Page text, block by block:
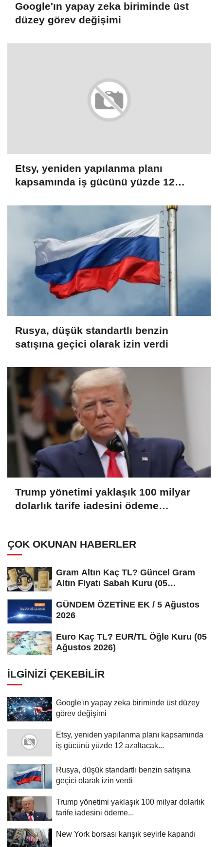
Google'ın yapay zeka biriminde üst
düzey görev değişimi
Etsy, yeniden yapılanma planı
kapsamında iş gücünü yüzde 12
Rusya, düşük standartlı benzin
satışına geçici olarak izin verdi
Trump yönetimi yaklaşık 100 milyar
dolarlık tarife iadesini ödeme
ÇOK OKUNAN HABERLER
Gram Altın Kaç TL? Güncel Gram
Altın Fiyatı Sabah Kuru (05
GÜNDEM ÖZETİNE EK / 5 Ağustos
2026
Euro Kaç TL? EUR/TL Öğle Kuru (05
Ağustos 2026)
İLGINIZI ÇEKEBILIR
Google'ın yapay zeka biriminde üst düzey
görev değişimi
Etsy, yeniden yapılanma planı kapsamında
iş gücünü yüzde 12 azaltacak...
Rusya, düşük standartlı benzin satışına
geçici olarak izin verdi
Trump yönetimi yaklaşık 100 milyar dolarlık
tarife iadesini ödeme...
New York borsası karışık seyirle kapandı